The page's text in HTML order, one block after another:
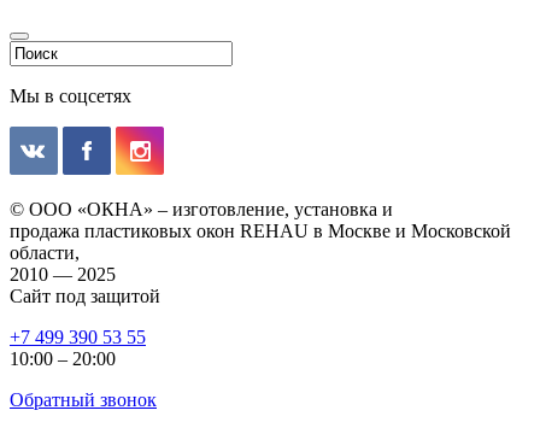
Мы в соцсетях
© ООО «ОКНА» – изготовление, установка и
продажа пластиковых окон REHAU в Москве и Московской
области,
2010 — 2025
Сайт под защитой
+7 499 390 53 55
10:00 – 20:00
Обратный звонок